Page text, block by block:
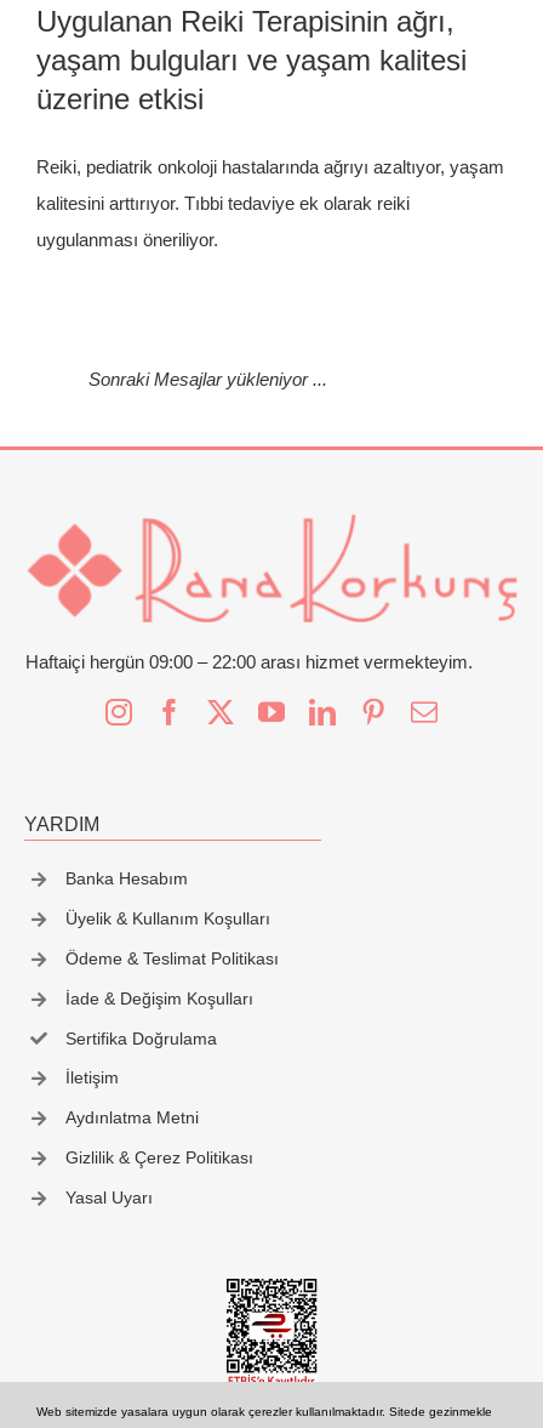
Uygulanan Reiki Terapisinin ağrı,
yaşam bulguları ve yaşam kalitesi
üzerine etkisi
Reiki, pediatrik onkoloji hastalarında ağrıyı azaltıyor, yaşam
kalitesini arttırıyor. Tıbbi tedaviye ek olarak reiki
uygulanması öneriliyor.
Sonraki Mesajlar yükleniyor ...
Haftaiçi hergün 09:00 – 22:00 arası hizmet vermekteyim.
YARDIM
Banka Hesabım
Üyelik & Kullanım Koşulları
Ödeme & Teslimat Politikası
İade & Değişim Koşulları
Sertifika Doğrulama
İletişim
Aydınlatma Metni
Gizlilik & Çerez Politikası
Yasal Uyarı
Web sitemizde yasalara uygun olarak çerezler kullanılmaktadır. Sitede gezinmekle